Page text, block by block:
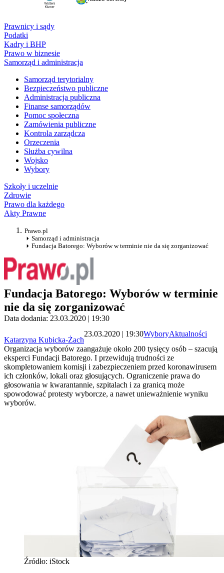
Prawnicy i sądy
Podatki
Kadry i BHP
Prawo w biznesie
Samorząd i administracja
Samorząd terytorialny
Bezpieczeństwo publiczne
Administracja publiczna
Finanse samorządów
Pomoc społeczna
Zamówienia publiczne
Kontrola zarządcza
Orzeczenia
Służba cywilna
Wojsko
Wybory
Szkoły i uczelnie
Zdrowie
Prawo dla każdego
Akty Prawne
Prawo.pl
Samorząd i administracja
Fundacja Batorego: Wyborów w terminie nie da się zorganizować
Fundacja Batorego: Wyborów w terminie
nie da się zorganizować
Data dodania: 23.03.2020 | 19:30
Katarzyna Kubicka-Żach
23.03.2020 | 19:30WyboryAktualności
Organizacja wyborów zaangażuje około 200 tysięcy osób – szacują
eksperci Fundacji Batorego. I przewidują trudności ze
skompletowaniem komisji i zabezpieczeniem przed koronawirusem
ich członków, lokali oraz głosujących. Ograniczenie prawa do
głosowania w kwarantannie, szpitalach i za granicą może
spowodować protesty wyborcze, a nawet unieważnienie wyniku
wyborów.
Źródło: iStock